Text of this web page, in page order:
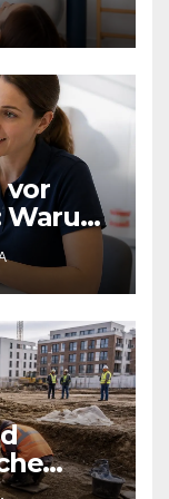
vor
Warum
lohnen